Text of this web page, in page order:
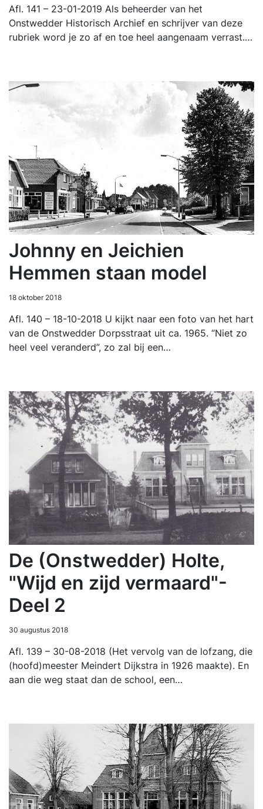
Afl. 141 – 23-01-2019 Als beheerder van het
Onstwedder Historisch Archief en schrijver van deze
rubriek word je zo af en toe heel aangenaam verrast.…
Johnny en Jeichien
Hemmen staan model
18 oktober 2018
Afl. 140 – 18-10-2018 U kijkt naar een foto van het hart
van de Onstwedder Dorpsstraat uit ca. 1965. “Niet zo
heel veel veranderd”, zo zal bij een…
De (Onstwedder) Holte,
"Wijd en zijd vermaard"-
Deel 2
30 augustus 2018
Afl. 139 – 30-08-2018 (Het vervolg van de lofzang, die
(hoofd)meester Meindert Dijkstra in 1926 maakte). En
aan die weg staat dan de school, een…